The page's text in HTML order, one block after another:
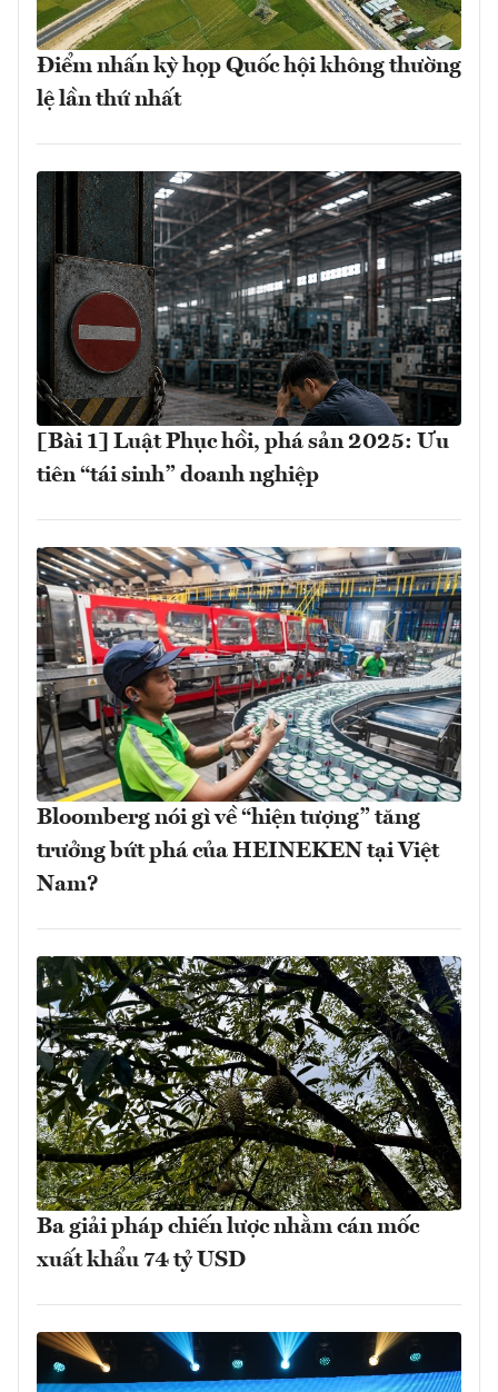
Điểm nhấn kỳ họp Quốc hội không thường
lệ lần thứ nhất
[Bài 1] Luật Phục hồi, phá sản 2025: Ưu
tiên “tái sinh” doanh nghiệp
Bloomberg nói gì về “hiện tượng” tăng
trưởng bứt phá của HEINEKEN tại Việt
Nam?
Ba giải pháp chiến lược nhằm cán mốc
xuất khẩu 74 tỷ USD